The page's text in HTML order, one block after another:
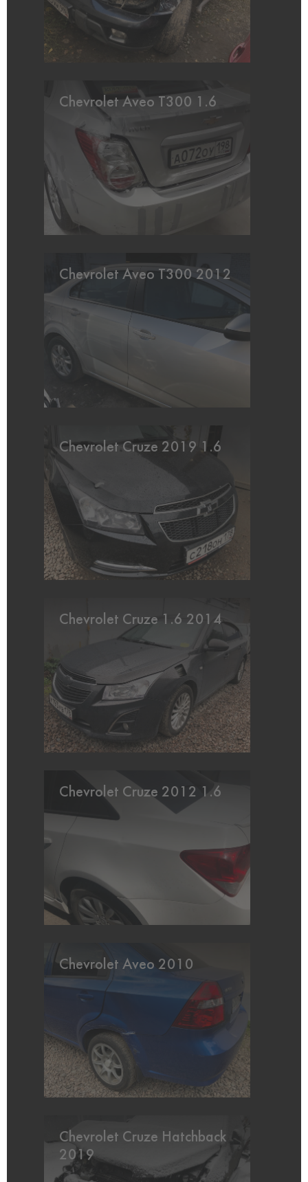
Chevrolet Aveo T300 1.6
Chevrolet Aveo T300 2012
Chevrolet Cruze 2019 1.6
Chevrolet Cruze 1.6 2014
Chevrolet Cruze 2012 1.6
Chevrolet Aveo 2010
Chevrolet Cruze Hatchback
2019